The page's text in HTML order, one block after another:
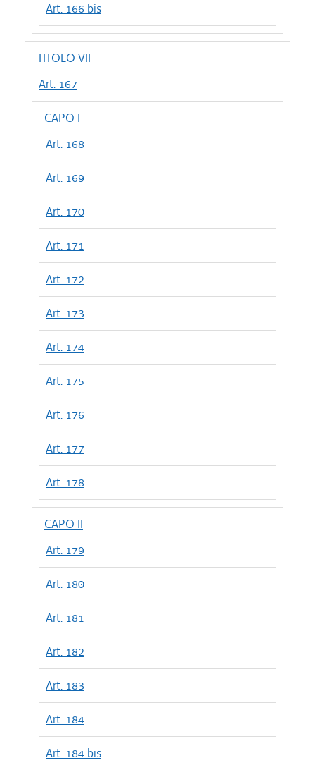
Art. 166 bis
TITOLO VII
Art. 167
CAPO I
Art. 168
Art. 169
Art. 170
Art. 171
Art. 172
Art. 173
Art. 174
Art. 175
Art. 176
Art. 177
Art. 178
CAPO II
Art. 179
Art. 180
Art. 181
Art. 182
Art. 183
Art. 184
Art. 184 bis